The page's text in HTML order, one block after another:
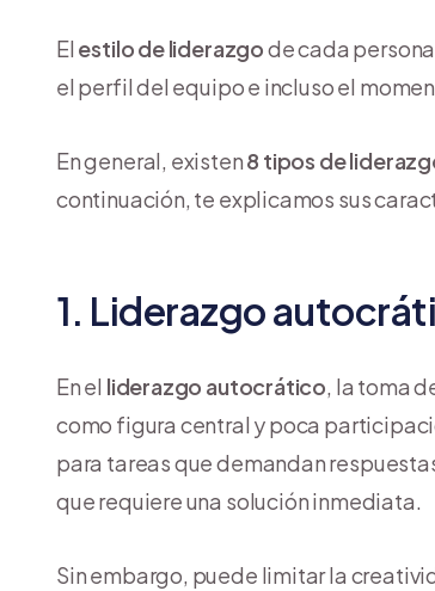
El estilo de liderazgode cada
el perfil del equipo e incluso el
En general, existen8 tipos de
continuación, te explicamos sus
1. Liderazgo
En el liderazgo autocrático, la toma
como figura central y poca
para tareas que demandan
que requiere una solución inmediata.
Sin embargo, puede limitar la